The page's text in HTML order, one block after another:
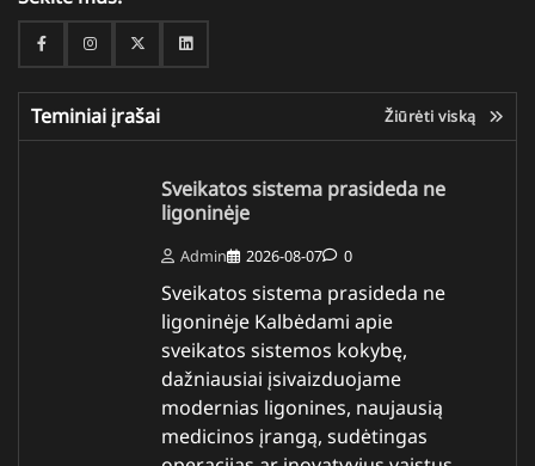
FacebookInstagramTwitterLinkedin
Teminiai įrašai Žiūrėti viską
Sveikatos sistema prasideda ne
ligoninėje
Admin 2026-08-07 0
Sveikatos sistema prasideda ne
ligoninėje Kalbėdami apie
sveikatos sistemos kokybę,
dažniausiai įsivaizduojame
modernias ligonines, naujausią
medicinos įrangą, sudėtingas